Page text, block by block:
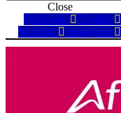
Close
Facebook
Twitter
Youtube
Instagram